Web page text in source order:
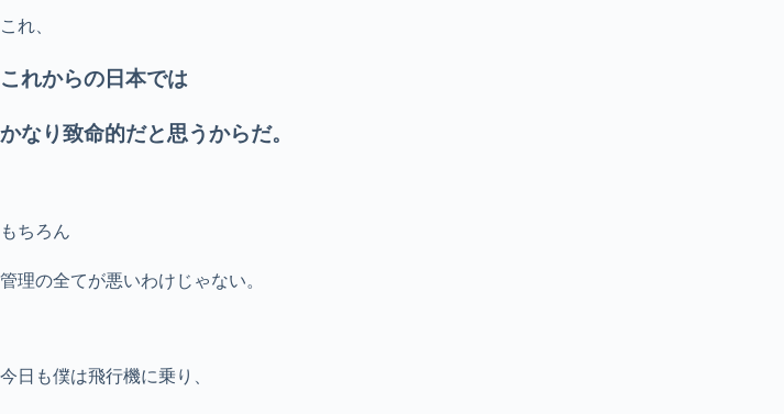
これ、
これからの日本では
かなり致命的だと思うからだ。
もちろん
管理の全てが悪いわけじゃない。
今日も僕は飛行機に乗り、